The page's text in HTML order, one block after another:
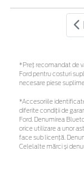
*Preţ recomandat de
Ford pentru costuri
necesare piese
*Accesoriile
diferite condiții de
Ford. Denumirea
orice utilizare a unor
face sub licență.
Celelalte mărci și